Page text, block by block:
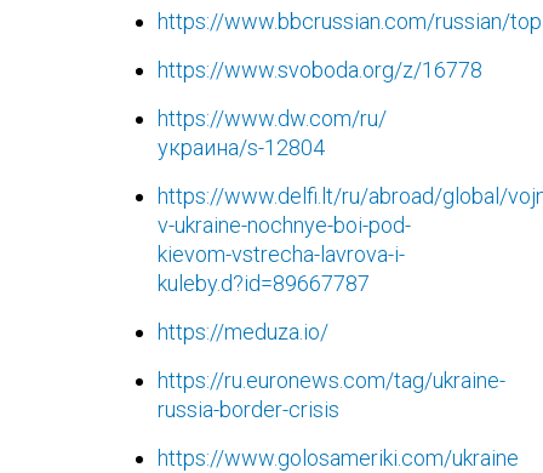
https://www.bbcrussian.com/russian/
https://www.svoboda.org/z/16778
https://www.dw.com/ru/
украина/s-12804
https://www.delfi.lt/ru/abroad/global/
v-ukraine-nochnye-boi-pod-
kievom-vstrecha-lavrova-i-
kuleby.d?id=89667787
https://meduza.io/
https://ru.euronews.com/tag/ukraine-
russia-border-crisis
https://www.golosameriki.com/ukraine